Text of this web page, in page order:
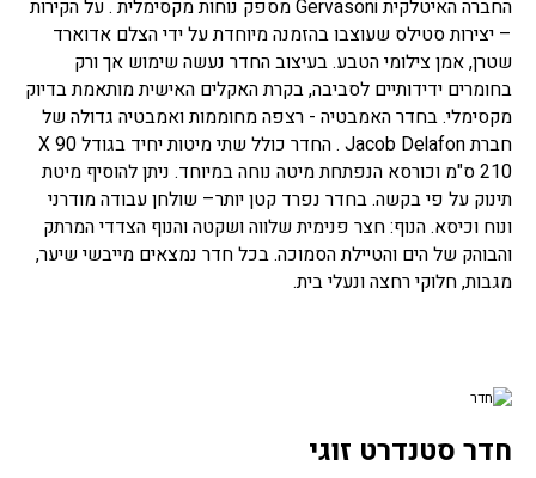
החברה האיטלקית Gervasoni מספק נוחות מקסימלית . על הקירות
– יצירות סטילס שעוצבו בהזמנה מיוחדת על ידי הצלם אדוארד
שטרן, אמן צילומי הטבע. בעיצוב החדר נעשה שימוש אך ורק
בחומרים ידידותיים לסביבה, בקרת האקלים האישית מותאמת בדיוק
מקסימלי. בחדר האמבטיה - רצפה מחוממות ואמבטיה גדולה של
חברת Jacob Delafon . החדר כולל שתי מיטות יחיד בגודל 90 X
210 ס"מ וכורסא הנפתחת מיטה נוחה במיוחד. ניתן להוסיף מיטת
תינוק על פי בקשה. בחדר נפרד קטן יותר– שולחן עבודה מודרני
ונוח וכיסא. הנוף: חצר פנימית שלווה ושקטה והנוף הצדדי המרתק
והבוהק של הים והטיילת הסמוכה. בכל חדר נמצאים מייבשי שיער,
מגבות, חלוקי רחצה ונעלי בית.
חדר סטנדרט זוגי